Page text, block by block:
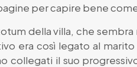
per capire bene
della villa, che
era così legato al
collegati il suo